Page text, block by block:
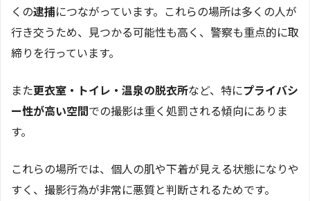
くの逮捕につながっています。これらの場所は多くの人が
行き交うため、見つかる可能性も高く、警察も重点的に取
締りを行っています。
また更衣室・トイレ・温泉の脱衣所など、特にプライバシ
ー性が高い空間での撮影は重く処罰される傾向にありま
す。
これらの場所では、個人の肌や下着が見える状態になりや
すく、撮影行為が非常に悪質と判断されるためです。